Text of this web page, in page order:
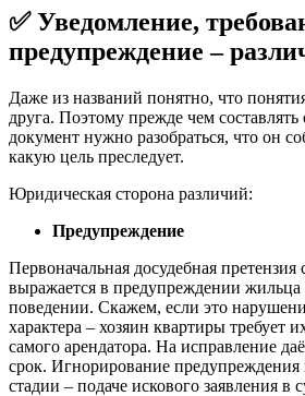
✅ Уведомление,
предупреждение –
Даже из названий понятно, что
друга. Поэтому прежде чем
документ нужно разобраться, что он
какую цель преследует.
Юридическая сторона различий:
Предупреждение
Первоначальная досудебная претензия
выражается в предупреждении
поведении. Скажем, если это
характера – хозяин квартиры требует
самого арендатора. На исправление
срок. Игнорирование
стадии – подаче искового заявления в